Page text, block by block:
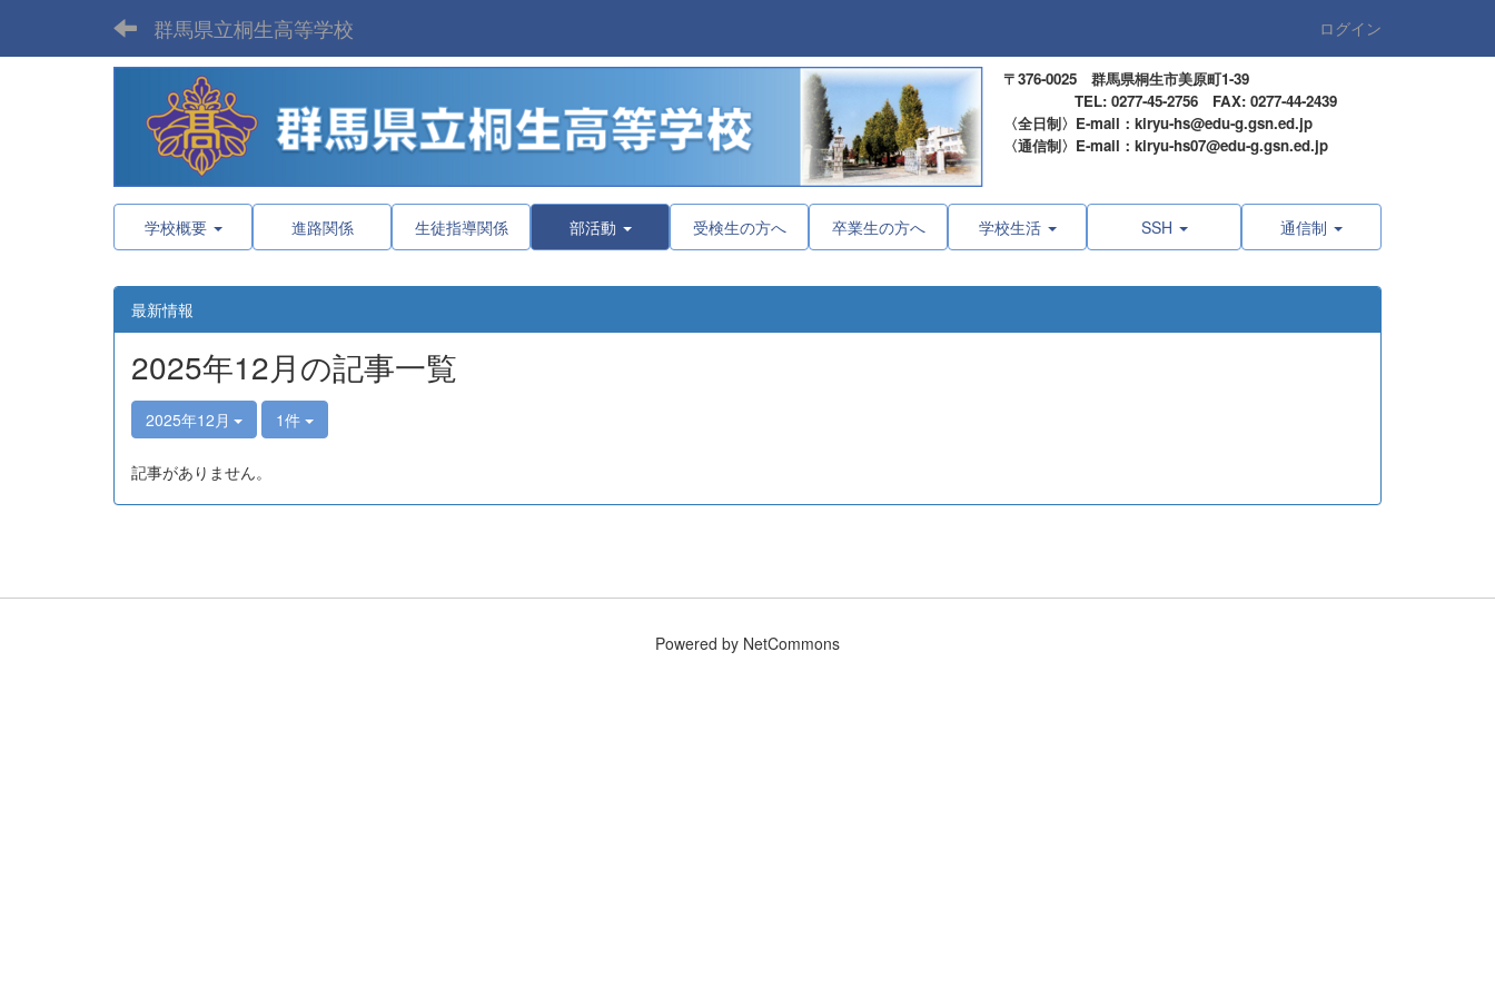
群馬県立桐生高等学校 ログイン
〒376-0025 群馬県桐生市美原町1-39
TEL: 0277-45-2756 FAX: 0277-44-2439
〈全日制〉E-mail：kiryu-hs@edu-g.gsn.ed.jp
〈通信制〉E-mail：kiryu-hs07@edu-g.gsn.ed.jp
学校概要 進路関係 生徒指導関係 部活動 受検生の方へ 卒業生の方へ 学校生活 SSH 通信制
最新情報
2025年12月の記事一覧
2025年12月 1件
記事がありません。
Powered by NetCommons